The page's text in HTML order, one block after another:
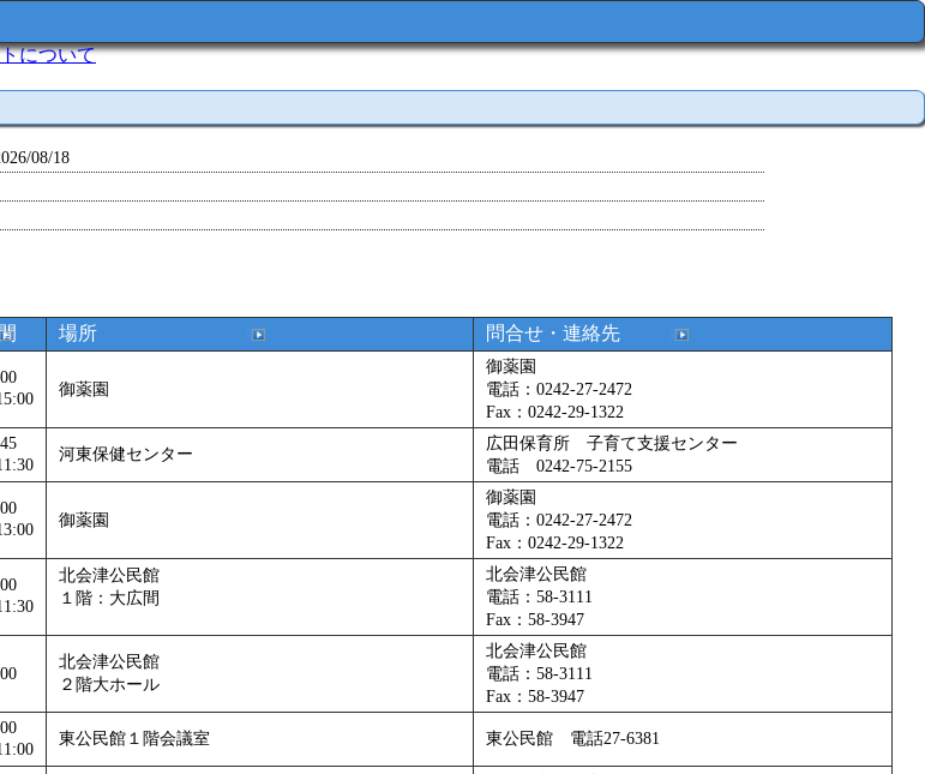
について
08/18
11/05
12/03
場所 問合せ・連絡先
御薬園
御薬園
電話：0242-27-2472
Fax：0242-29-1322
河東保健センター
広田保育所 子育て支援センター
電話 0242-75-2155
御薬園
御薬園
電話：0242-27-2472
Fax：0242-29-1322
北会津公民館
１階：大広間
北会津公民館
電話：58-3111
Fax：58-3947
北会津公民館
２階大ホール
北会津公民館
電話：58-3111
Fax：58-3947
東公民館１階会議室 東公民館 電話27-6381